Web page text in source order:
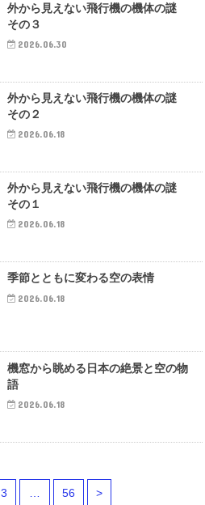
外から見えない飛行機の機体の謎
その３
2026.06.30
外から見えない飛行機の機体の謎
その２
2026.06.18
外から見えない飛行機の機体の謎
その１
2026.06.18
季節とともに変わる空の表情
2026.06.18
機窓から眺める日本の絶景と空の物
語
2026.06.18
3 56 >